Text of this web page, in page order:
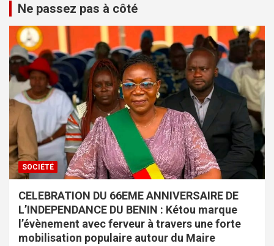
Ne passez pas à côté
SOCIÉTÉ
CELEBRATION DU 66EME ANNIVERSAIRE DE
L’INDEPENDANCE DU BENIN : Kétou marque
l’évènement avec ferveur à travers une forte
mobilisation populaire autour du Maire